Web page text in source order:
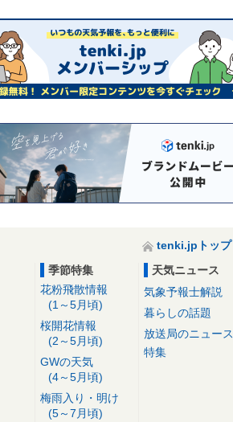
tenki.jpトップ
季節特集
花粉飛散情報
(1～5月頃)
桜開花情報
(2～5月頃)
GWの天気
(4～5月頃)
梅雨入り・明け
(5～7月頃)
天気ニュース
気象予報士解説
暮らしの話題
放送局のニュース
特集